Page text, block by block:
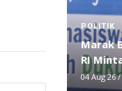
POLITIK
Marak
RI
04 Aug 26/